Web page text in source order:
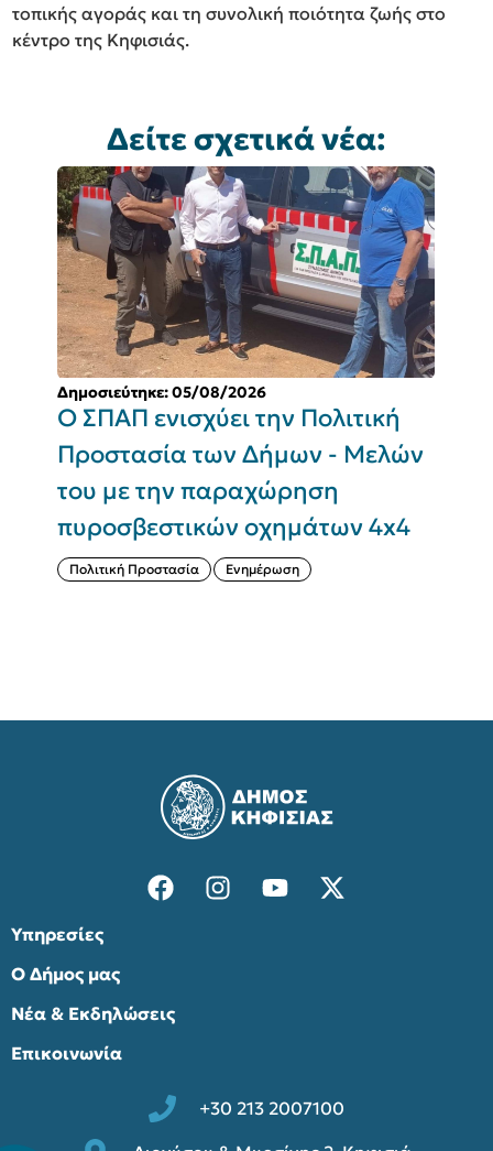
τοπικής αγοράς και τη συνολική ποιότητα ζωής στο
κέντρο της Κηφισιάς.
Δείτε σχετικά νέα:
Δημοσιεύτηκε: 05/08/2026
Ο ΣΠΑΠ ενισχύει την Πολιτική
Προστασία των Δήμων - Μελών
του με την παραχώρηση
πυροσβεστικών οχημάτων 4x4
Πολιτική Προστασία Ενημέρωση
Υπηρεσίες
Ο Δήμος μας
Νέα & Εκδηλώσεις
Επικοινωνία
+30 213 2007100